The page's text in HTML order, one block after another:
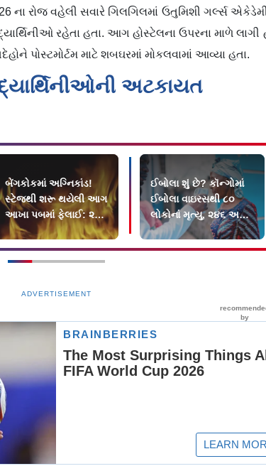
રોજ વહેલી સવારે ગિલગિલમાં ઉતુમિશી ગર્લ્સ
રહેતા હતા. આગ હોસ્ટેલના ઉપરના માળે લાગી
પોસ્ટમોર્ટમ માટે શબઘરમાં મોકલવામાં આવ્યા હતા.
અટકાયત
બેંગકોકમાં અગ્નિકાંડ!
સ્ટેજથી શરૂ થયેલી આગ
આખા પબમાં ફેલાઈ: ૨૭
લોકો ભડથું
ઈબોલા શું છે? કૉન્ગોમાં
ઈબોલા વાઇરસથી ૮૦
લોકોનાં મૃત્યુ, ૨૪૬ અન્ય
શંકાસ્પદ કેસો
ADVERTISEMENT